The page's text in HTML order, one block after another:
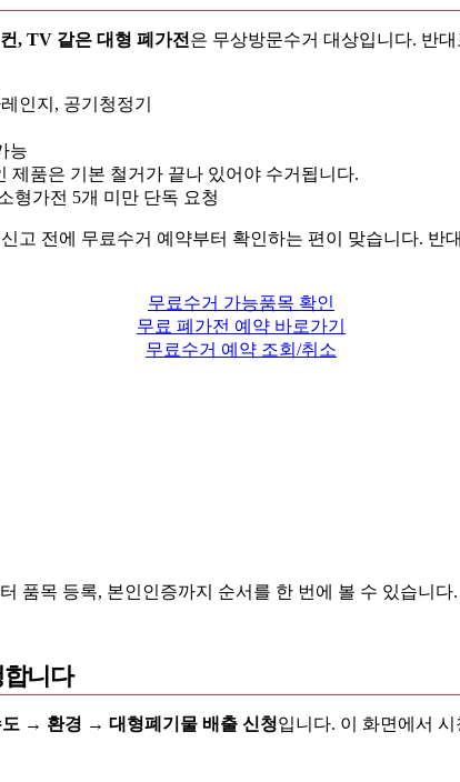
, TV 같은 대형 폐가전 은 무상방문수거 대상입니다. 반대
인지, 공기청정기
능
제품은 기본 철거가 끝나 있어야 수거됩니다.
형가전 5개 미만 단독 요청
고 전에 무료수거 예약부터 확인하는 편이 맞습니다. 반
무료수거 가능품목 확인
무료 폐가전 예약 바로가기
무료수거 예약 조회/취소
품목 등록, 본인인증까지 순서를 한 번에 볼 수 있습니다.
합니다
→ 환경 → 대형폐기물 배출 신청입니다. 이 화면에서 시